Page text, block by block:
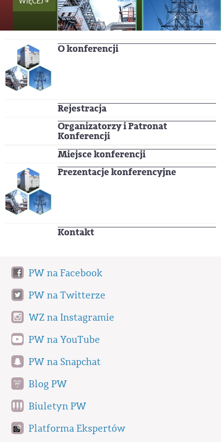
O konferencji
Rejestracja
Organizatorzy i Patronat
Konferencji
Miejsce konferencji
Prezentacje konferencyjne
Kontakt
PW na Facebook
PW na Twitterze
WZ na Instagramie
PW na YouTube
PW na Snapchat
Blog PW
Biuletyn PW
Platforma Ekspertów